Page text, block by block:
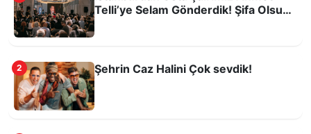
Antalya Oyuncak Müzesi 7’den 70’e
ziyaretçilerini ağırlıyor
Telli’ye Selam Gönderdik! Şifa Olsun
2 Şehrin Caz Halini Çok sevdik!